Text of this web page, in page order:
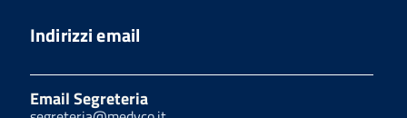
Indirizzi email
Email Segreteria